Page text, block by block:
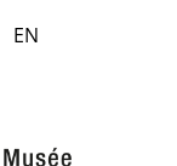
EN